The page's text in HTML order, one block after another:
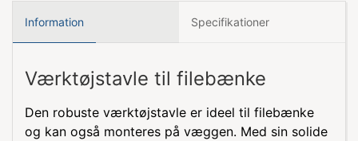
Information Specifikationer
Værktøjstavle til filebænke
Den robuste værktøjstavle er ideel til filebænke
og kan også monteres på væggen. Med sin solide